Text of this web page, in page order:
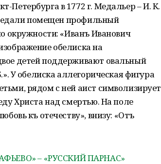
Петербурга в 1772 г. Медальер – И. К.
помещен профильный
окружности: «Иванъ Иванович
обелиска на
детей поддерживают овальный
У обелиска аллегорическая фигура
рядом с ней аист символизирует
Христа над смертью. На поле
къ отечеству», внизу: «Отъ
– «РУССКИЙ ПАРНАС»